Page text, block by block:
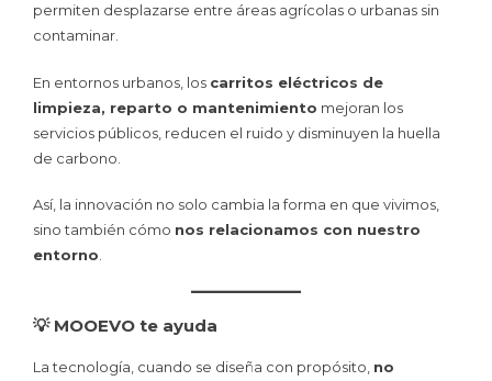
permiten desplazarse entre áreas agrícolas o urbanas sin
contaminar.
En entornos urbanos, los carritos eléctricos de
limpieza, reparto o mantenimiento mejoran los
servicios públicos, reducen el ruido y disminuyen la huella
de carbono.
Así, la innovación no solo cambia la forma en que vivimos,
sino también cómo nos relacionamos con nuestro
entorno
💡 MOOEVO te ayuda
La tecnología, cuando se diseña con propósito, no